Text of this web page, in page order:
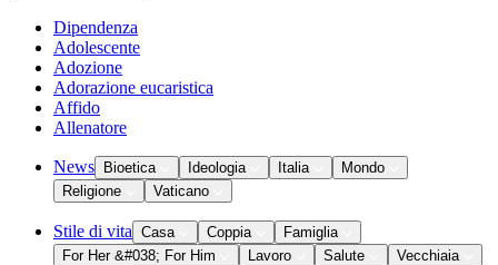
Dipendenza
Adolescente
Adozione
Adorazione eucaristica
Affido
Allenatore
News Bioetica Ideologia Italia
Mondo
Religione
Vaticano
Stile di vita Casa Coppia
Famiglia
For Her &#038; For Him
Lavoro Salute
Vecchiaia